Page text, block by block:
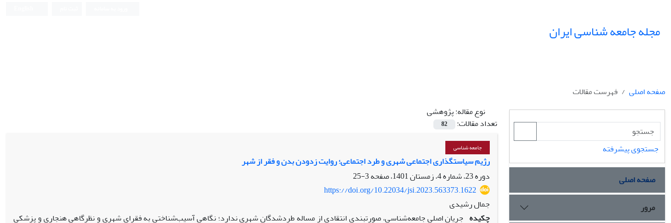
مجله جامعه شناسی ایران
صفحه اصلی
فهرست مقالات
نوع مقاله:پژوهشی
تعداد مقالات:
82
جامعه شناسی
رژیم سیاستگذاری اجتماعی شهری و طرد اجتماعی؛ روایت زدودن بدن و فقر از شهر
دوره 23، شماره 4، زمستان 1401، صفحه
3-25
https://doi.org/10.22034/jsi.2023.563373.1622
جمال رشیدی
چکیده جریان اصلی جامعه‌شناسی، صورتبندی انتقادی از مساله طردشدگان شهری ندارد؛ نگاهی آسیب‌شناختی به فقرای شهری و نظرگاهی هنجاری و پزشکی
جستجوی پیشرفته
صفحه اصلی
مرور